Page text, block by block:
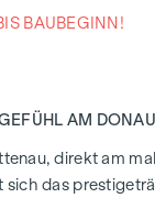
BAUBEGINN!
AM
direkt am
sich das